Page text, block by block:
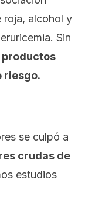
roja, alcohol y
Sin
productos
riesgo.
se culpó a
crudas de
estudios